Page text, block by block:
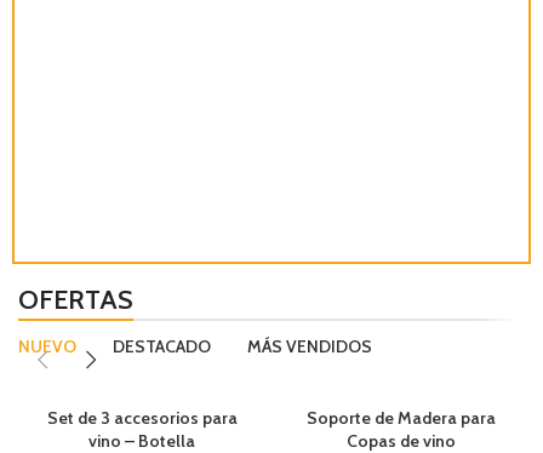
OFERTAS
NUEVO DESTACADO MÁS VENDIDOS
Set de 3 accesorios para
vino – Botella
Soporte de Madera para
Copas de vino